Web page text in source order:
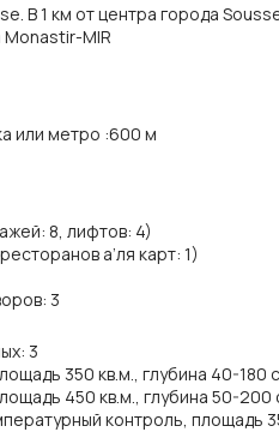
В 1 км от центра города
Monastir-MIR
или метро :600 м
8, лифтов: 4)
а’ля карт: 1)
3
3
350 кв.м., глубина 40-180
450 кв.м., глубина 50-200
контроль, площадь